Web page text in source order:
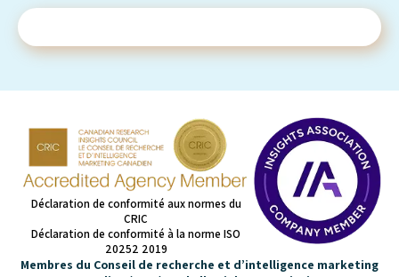
Déclaration de conformité aux normes du
CRIC
Déclaration de conformité à la norme ISO
20252 2019
Membres du Conseil de recherche et d’intelligence marketing